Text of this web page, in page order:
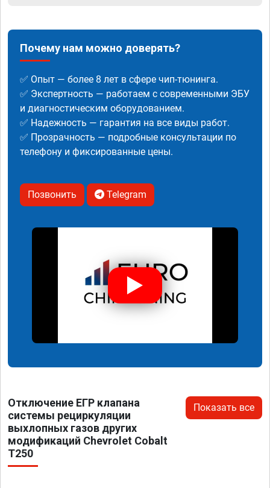
Почему нам можно доверять?
✅ Опыт — более 8 лет в сфере чип-тюнинга.
✅ Экспертность — работаем с современными ЭБУ
и диагностическим оборудованием.
✅ Надежность — гарантия на все виды работ.
✅ Прозрачность — подробные консультации по
телефону и фиксированные цены.
Позвонить Telegram
Отключение ЕГР клапана
системы рециркуляции
выхлопных газов других
модификаций Chevrolet Cobalt
T250
Показать все